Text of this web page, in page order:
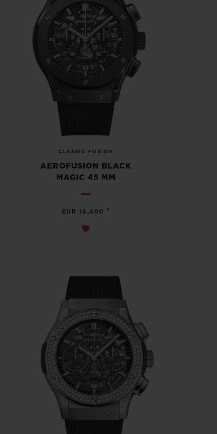
CLASSIC FUSION
AEROFUSION BLACK
MAGIC 45 MM
EUR 18,400 •